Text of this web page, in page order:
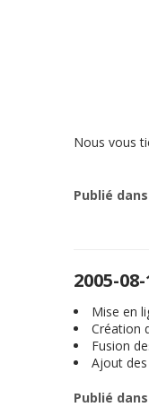
Nous vous
Publié dans
2005-
Mise en
Création
Fusion
Ajout des
Publié dans